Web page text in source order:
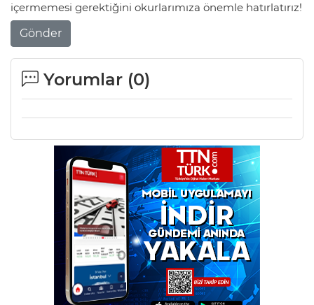
içermemesi gerektiğini okurlarımıza önemle hatırlatırız!
Gönder
Yorumlar (0)